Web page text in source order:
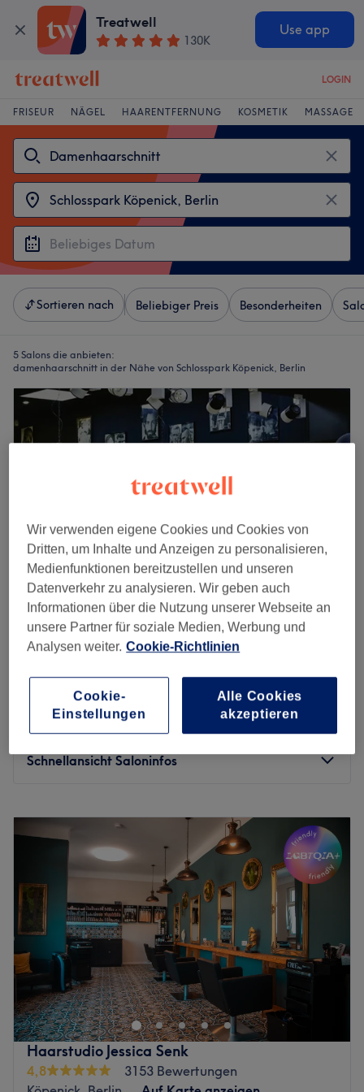
Treatwell
130K
Use app
LOGIN
FRISEUR NÄGEL HAARENTFERNUNG KOSMETIK MASSAGE
Sortieren nach Beliebiger Preis Besonderheiten
5 Salons die anbieten:
damenhaarschnitt in der Nähe von Schlosspark Köpenick, Berlin
Orientstyle Friseur Barber
4,7
37 Bewertungen
Nebenzeiten
Damen - Waschen, Schneiden &
Föhnen
1 Std.
ab
Spare bis zu 17%
Schnellansicht Saloninfos
09:00
20:00
Mittwoch
09:00
20:00
Donnerstag
09:00–20:00
Freitag
09:00
20:00
Samstag
09:00 20:00
Sonntag
Geschlossen
Ein neuer Look, ein frisches Gefühl – im Salon Orientstyle
Friseur Barber steht deine Schönheit im Mittelpunkt. Ob
trendiger Haarschnitt, typgerechte Coloration oder
pflegende Treatments – hier bekommst du nicht nur einen
neuen Style, sondern auch eine Auszeit vom Alltag. Der
stilvoll eingerichtete Salon bietet Raum für Entspannung
und individuelle Beratung – damit du dich nicht nur schön
Haarstudio Jessica Senk
4,8
3153 Bewertungen
Wir verwenden eigene Cookies und Cookies von
Dritten, um Inhalte und Anzeigen zu personalisieren,
Medienfunktionen bereitzustellen und unseren
Datenverkehr zu analysieren. Wir geben auch
Informationen über die Nutzung unserer Webseite an
unsere Partner für soziale Medien, Werbung und
Analysen weiter. Cookie-Richtlinien
Cookie-
Einstellungen
Alle Cookies
akzeptieren